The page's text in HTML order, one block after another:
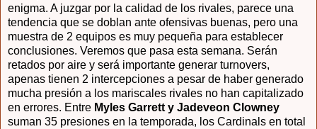
enigma. A juzgar por la calidad de los rivales, parece una
tendencia que se doblan ante ofensivas buenas, pero una
muestra de 2 equipos es muy pequeña para establecer
conclusiones. Veremos que pasa esta semana. Serán
retados por aire y será importante generar turnovers,
apenas tienen 2 intercepciones a pesar de haber generado
mucha presión a los mariscales rivales no han capitalizado
en errores. Entre Myles Garrett y Jadeveon Clowney
suman 35 presiones en la temporada, los Cardinals en total